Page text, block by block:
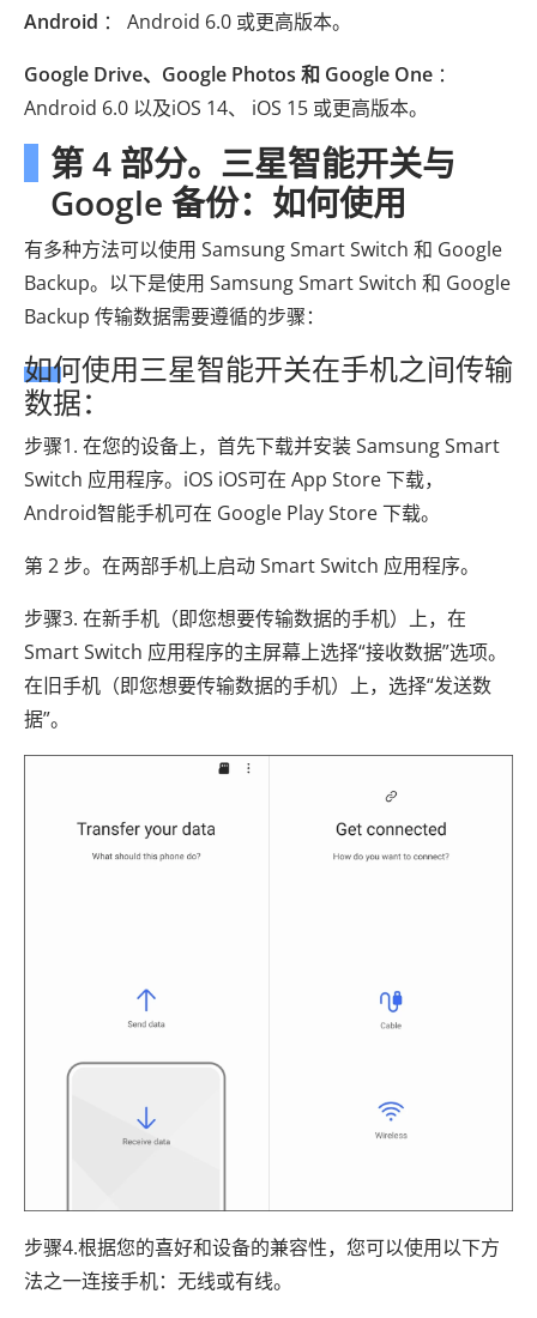
Android ： Android 6.0 或更高版本。
Google Drive、Google Photos 和 Google One ：
Android 6.0 以及iOS 14、 iOS 15 或更高版本。
第 4 部分。三星智能开关与
Google 备份：如何使用
有多种方法可以使用 Samsung Smart Switch 和 Google
Backup。以下是使用 Samsung Smart Switch 和 Google
Backup 传输数据需要遵循的步骤：
如何使用三星智能开关在手机之间传输
数据：
步骤1. 在您的设备上，首先下载并安装 Samsung Smart
Switch 应用程序。iOS iOS可在 App Store 下载，
Android智能手机可在 Google Play Store 下载。
第 2 步。在两部手机上启动 Smart Switch 应用程序。
步骤3. 在新手机（即您想要传输数据的手机）上，在
Smart Switch 应用程序的主屏幕上选择“接收数据”选项。
在旧手机（即您想要传输数据的手机）上，选择“发送数
据”。
步骤4.根据您的喜好和设备的兼容性，您可以使用以下方
法之一连接手机：无线或有线。